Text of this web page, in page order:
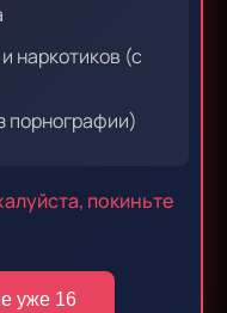
наркотиков (с
порнографии)
покиньте
уже 16
20